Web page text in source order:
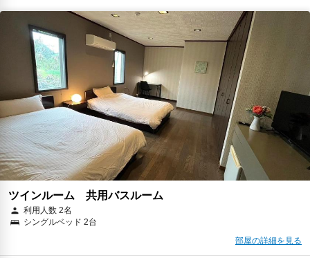
ツインルーム 共用バスルーム
利用人数 2名
シングルベッド 2台
部屋の詳細を見る